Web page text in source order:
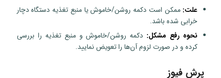
علت: ممکن است دکمه روشن/خاموش یا منبع تغذیه دستگاه دچار
خرابی شده باشد.
نحوه رفع مشکل: دکمه روشن/خاموش و منبع تغذیه را بررسی
کرده و در صورت لزوم آن‌ها را تعویض نمایید.
پرش فیوز